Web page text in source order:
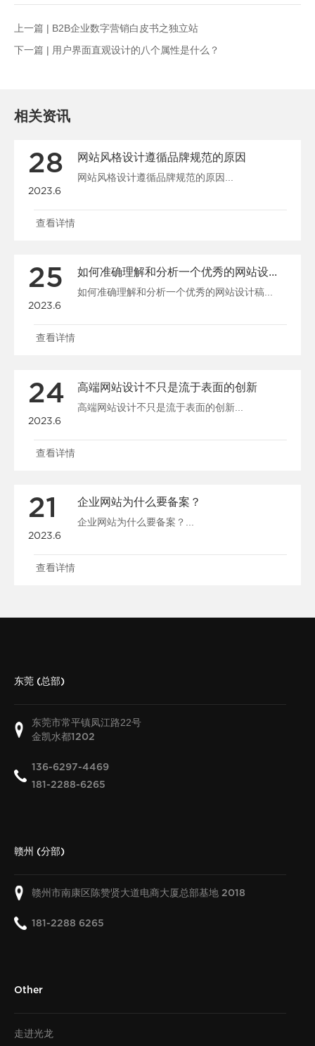
上一篇 | B2B企业数字营销白皮书之独立站
下一篇 | 用户界面直观设计的八个属性是什么？
相关资讯
28
2023.6
网站风格设计遵循品牌规范的原因
网站风格设计遵循品牌规范的原因...
查看详情
25
2023.6
如何准确理解和分析一个优秀的网站设计稿
如何准确理解和分析一个优秀的网站设计稿...
查看详情
24
2023.6
高端网站设计不只是流于表面的创新
高端网站设计不只是流于表面的创新...
查看详情
21
2023.6
企业网站为什么要备案？
企业网站为什么要备案？...
查看详情
东莞 (总部)
东莞市常平镇凤江路22号
金凯水都1202
136-6297-4469
181-2288-6265
赣州 (分部)
赣州市南康区陈赞贤大道电商大厦总部基地 2018
181-2288 6265
Other
走进光龙